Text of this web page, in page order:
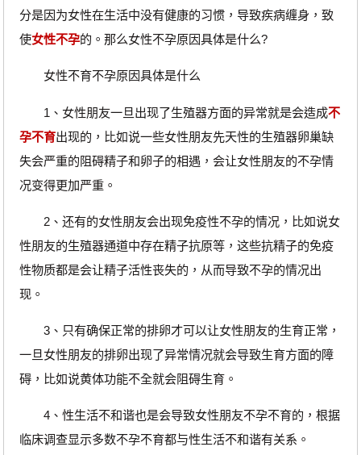
分是因为女性在生活中没有健康的习惯，导致疾病缠身，致
使女性不孕的。那么女性不孕原因具体是什么?
女性不育不孕原因具体是什么
1、女性朋友一旦出现了生殖器方面的异常就是会造成不
孕不育出现的，比如说一些女性朋友先天性的生殖器卵巢缺
失会严重的阻碍精子和卵子的相遇，会让女性朋友的不孕情
况变得更加严重。
2、还有的女性朋友会出现免疫性不孕的情况，比如说女
性朋友的生殖器通道中存在精子抗原等，这些抗精子的免疫
性物质都是会让精子活性丧失的，从而导致不孕的情况出
现。
3、只有确保正常的排卵才可以让女性朋友的生育正常，
一旦女性朋友的排卵出现了异常情况就会导致生育方面的障
碍，比如说黄体功能不全就会阻碍生育。
4、性生活不和谐也是会导致女性朋友不孕不育的，根据
临床调查显示多数不孕不育都与性生活不和谐有关系。